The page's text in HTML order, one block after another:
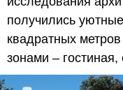
получились
квадратных
зонами – гостиная,